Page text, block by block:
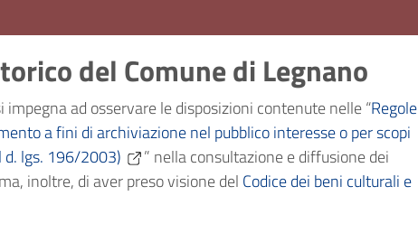
del Comune di Legnano
ad osservare le disposizioni contenute nelle “Regole
a fini di archiviazione nel pubblico interesse o per scopi
d. lgs. 196/2003)
” nella consultazione e diffusione dei
inoltre, di aver preso visione del Codice dei beni culturali e
XV - Pubblica Sicurezza
1868